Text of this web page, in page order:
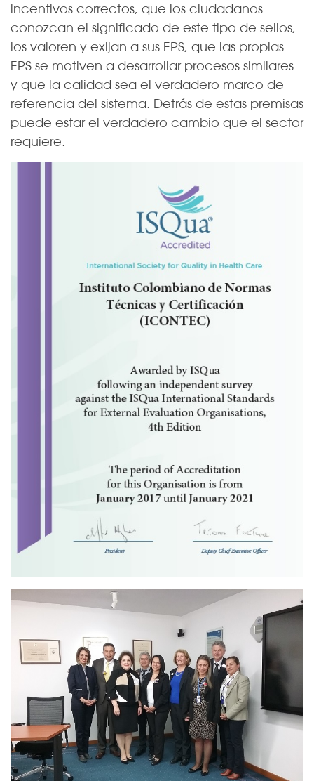
incentivos correctos, que los ciudadanos
conozcan el significado de este tipo de sellos,
los valoren y exijan a sus EPS, que las propias
EPS se motiven a desarrollar procesos similares
y que la calidad sea el verdadero marco de
referencia del sistema. Detrás de estas premisas
puede estar el verdadero cambio que el sector
requiere.